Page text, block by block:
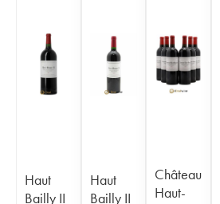
Haut
Bailly II
Haut
Bailly II
Château
Haut-